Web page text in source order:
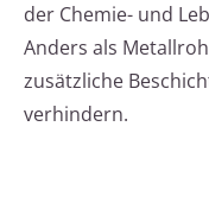
der Chemie- und
Anders als
zusätzliche
verhindern.